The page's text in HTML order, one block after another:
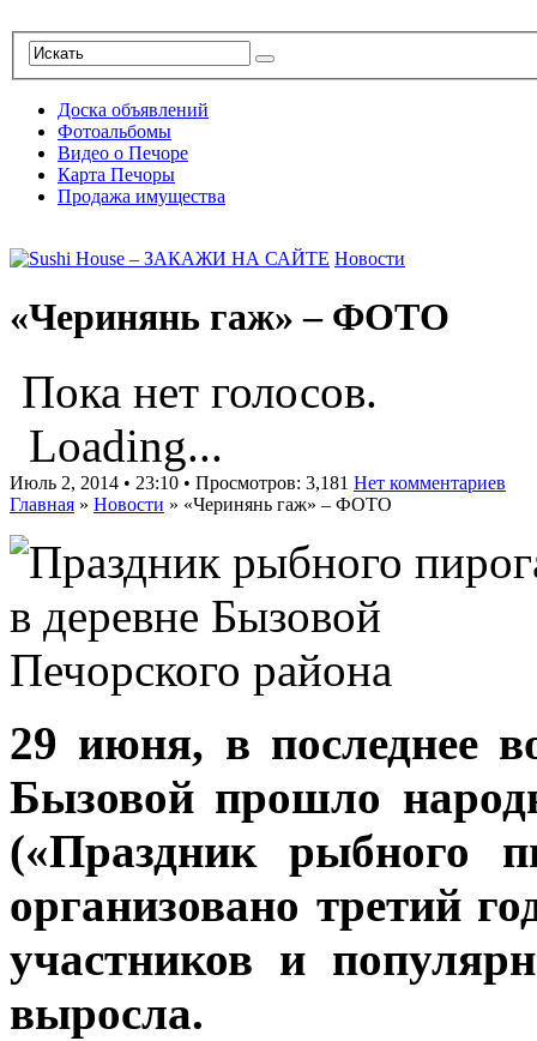
Доска объявлений
Фотоальбомы
Видео о Печоре
Карта Печоры
Продажа имущества
Новости
«Черинянь гаж» – ФОТО
Пока нет голосов.
Loading...
Июль 2, 2014 • 23:10 • Просмотров: 3,181 Нет комментариев
Главная » Новости » «Черинянь гаж» – ФОТО
29 июня, в последнее
Бызовой прошло
(«Праздник рыбного
организовано третий
участников и
выросла.